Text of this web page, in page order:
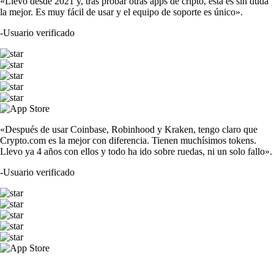
la mejor. Es muy fácil de usar y el equipo de soporte es único».
-Usuario verificado
«Después de usar Coinbase, Robinhood y Kraken, tengo claro que
Crypto.com es la mejor con diferencia. Tienen muchísimos tokens.
Llevo ya 4 años con ellos y todo ha ido sobre ruedas, ni un solo fallo».
-Usuario verificado